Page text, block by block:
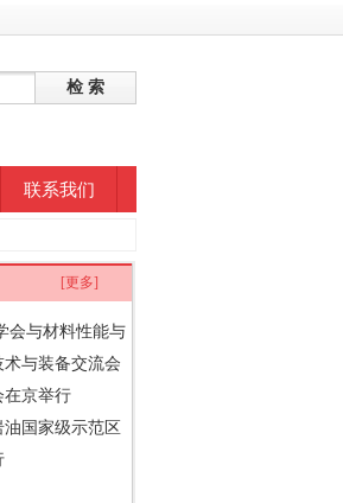
联系我们
[更多]
会与材料性能与
与装备交流会
在京举行
国家级示范区